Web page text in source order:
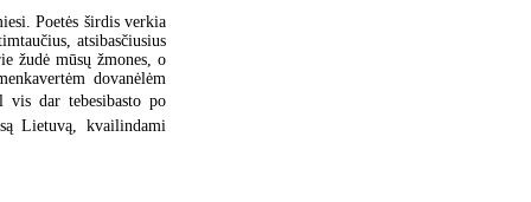
Poetės širdis verkia
atsibasčiusius
žudė mūsų žmones, o
dovanėlėm
vis dar tebesibasto po
Lietuvą, kvailindami